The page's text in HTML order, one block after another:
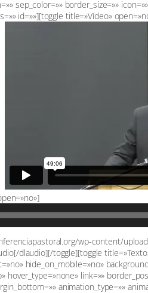
sep_color=»» border_size=»»
id=»»][toggle title=»Vídeo»
Reproductor
audio
wp-content/
dlaudio][/toggle][toggle
hide_on_mobile=»no»
hover_type=»none» link=»»
animation_type=»»